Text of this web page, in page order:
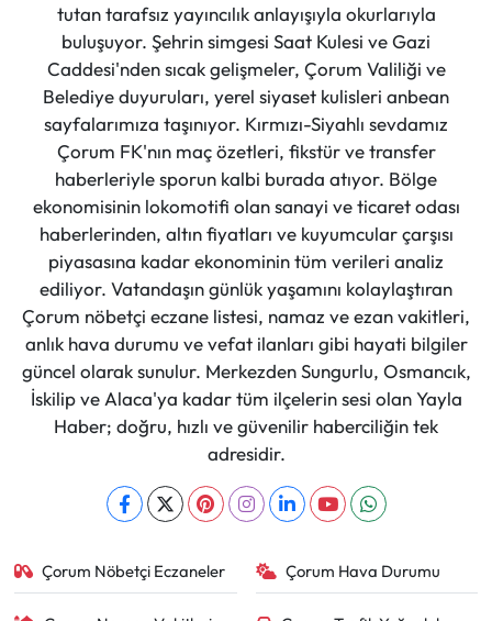
tutan tarafsız yayıncılık anlayışıyla okurlarıyla
buluşuyor. Şehrin simgesi Saat Kulesi ve Gazi
Caddesi'nden sıcak gelişmeler, Çorum Valiliği ve
Belediye duyuruları, yerel siyaset kulisleri anbean
sayfalarımıza taşınıyor. Kırmızı-Siyahlı sevdamız
Çorum FK'nın maç özetleri, fikstür ve transfer
haberleriyle sporun kalbi burada atıyor. Bölge
ekonomisinin lokomotifi olan sanayi ve ticaret odası
haberlerinden, altın fiyatları ve kuyumcular çarşısı
piyasasına kadar ekonominin tüm verileri analiz
ediliyor. Vatandaşın günlük yaşamını kolaylaştıran
Çorum nöbetçi eczane listesi, namaz ve ezan vakitleri,
anlık hava durumu ve vefat ilanları gibi hayati bilgiler
güncel olarak sunulur. Merkezden Sungurlu, Osmancık,
İskilip ve Alaca'ya kadar tüm ilçelerin sesi olan Yayla
Haber; doğru, hızlı ve güvenilir haberciliğin tek
adresidir.
Çorum Nöbetçi Eczaneler Çorum Hava Durumu